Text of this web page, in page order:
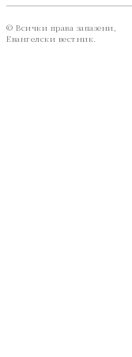
© Всички права запазени,
Евангелски вестник.